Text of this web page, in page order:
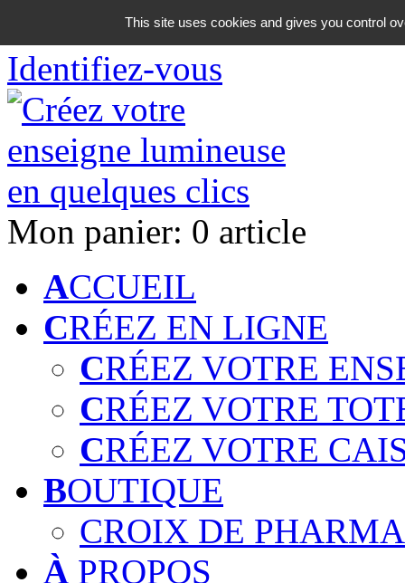
06 18 42 08 59
Identifiez-vous
Mon panier: 0 article
ACCUEIL
CRÉEZ EN LIGNE
CRÉEZ VOTRE
CRÉEZ VOTRE
CRÉEZ VOTRE
BOUTIQUE
CROIX DE
À PROPOS
This site uses cookies and gives you control